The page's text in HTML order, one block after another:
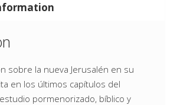
sobre la nueva Jerusalén en su
en los últimos capítulos del
pormenorizado, bíblico y